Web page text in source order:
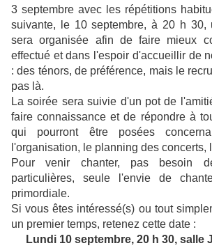
3 septembre avec les répétitions
suivante, le 10 septembre, à 20 h 30,
sera organisée afin de faire mieux
effectué et dans l'espoir d'accueillir de
: des ténors, de préférence, mais le
pas là.
La soirée sera suivie d'un pot de
faire connaissance et de répondre à
qui pourront être posées
l'organisation, le planning des concerts,
Pour venir chanter, pas besoin
particulières, seule l'envie de
primordiale.
Si vous êtes intéressé(s) ou tout
un premier temps, retenez cette date :
Lundi 10 septembre, 20 h 30, salle